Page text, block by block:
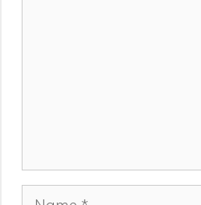
Name